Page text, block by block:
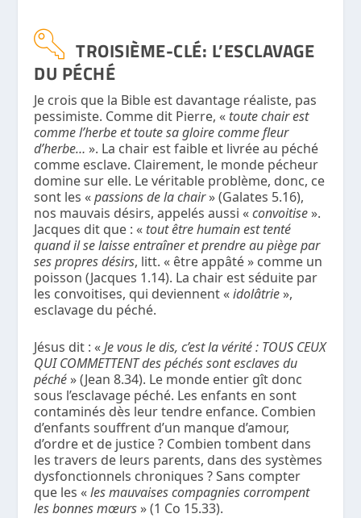
TROISIÈME-CLÉ: L’ESCLAVAGE
DU PÉCHÉ
Je crois que la Bible est davantage réaliste, pas
pessimiste. Comme dit Pierre, « toute chair est
comme l’herbe et toute sa gloire comme fleur
d’herbe… ». La chair est faible et livrée au péché
comme esclave. Clairement, le monde pécheur
domine sur elle. Le véritable problème, donc, ce
sont les «passions de la chair» (Galates 5.16),
nos mauvais désirs, appelés aussi «convoitise ».
Jacques dit que : « tout être humain est tenté
quand il se laisse entraîner et prendre au piège par
ses propres désirs, litt. « être appâté » comme un
poisson (Jacques 1.14). La chair est séduite par
les convoitises, qui deviennent «idolâtrie »,
esclavage du péché.
Jésus dit : «Je vous le dis, c’est la vérité : TOUS CEUX
QUI COMMETTENT des péchés sont esclaves du
péché » (Jean 8.34). Le monde entier gît donc
sous l’esclavage péché. Les enfants en sont
contaminés dès leur tendre enfance. Combien
d’enfants souffrent d’un manque d’amour,
d’ordre et de justice ? Combien tombent dans
les travers de leurs parents, dans des systèmes
dysfonctionnels chroniques ? Sans compter
que les «les mauvaises compagnies corrompent
les bonnes mœurs » (1 Co 15.33).